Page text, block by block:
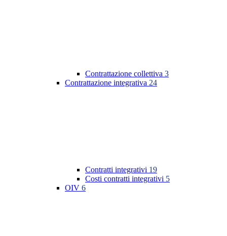
Contrattazione collettiva 3
Contrattazione integrativa 24
Contratti integrativi 19
Costi contratti integrativi 5
OIV 6